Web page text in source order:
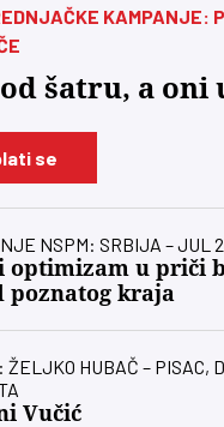
KAMPANJE:
šatru, a oni
se
NSPM: SRBIJA – JUL
optimizam u priči
poznatog kraja
HUBAČ – PISAC,
Vučić